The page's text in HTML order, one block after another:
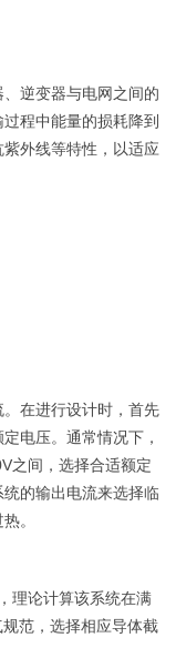
逆变器与电网之间的
程中能量的损耗降到
外线等特性，以适应
在进行设计时，首先
电压。通常情况下，
之间，选择合适额定
的输出电流来选择临
。
理论计算该系统在满
范，选择相应导体截